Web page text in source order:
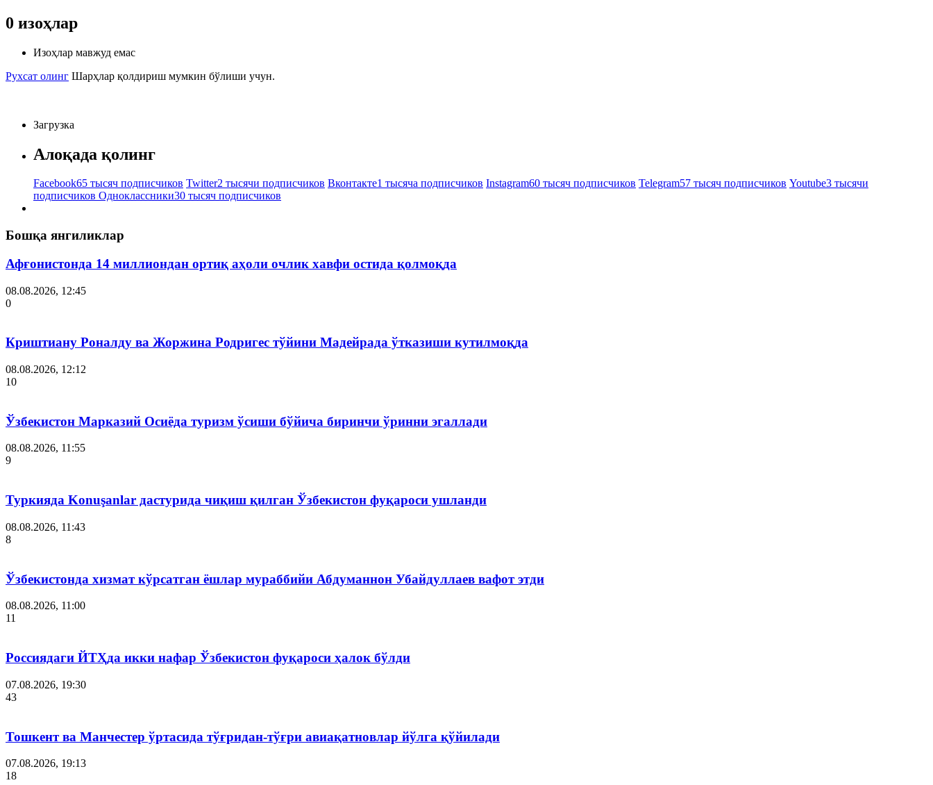
0 изоҳлар
Изоҳлар мавжуд емас
Рухсат олинг Шарҳлар қолдириш мумкин бўлиши учун.
Загрузка
Алоқада қолинг
Facebook65 тысяч подписчиков Twitter2 тысячи подписчиков Вконтакте1 тысяча подписчиков Instagram60 тысяч подписчиков Telegram57 тысяч подписчиков Youtube3 тысячи
подписчиков Одноклассники30 тысяч подписчиков
Бошқа янгиликлар
Афғонистонда 14 миллиондан ортиқ аҳоли очлик хавфи остида қолмоқда
08.08.2026, 12:45
0
Криштиану Роналду ва Жоржина Родригес тўйини Мадейрада ўтказиши кутилмоқда
08.08.2026, 12:12
10
Ўзбекистон Марказий Осиёда туризм ўсиши бўйича биринчи ўринни эгаллади
08.08.2026, 11:55
9
Туркияда Konuşanlar дастурида чиқиш қилган Ўзбекистон фуқароси ушланди
08.08.2026, 11:43
8
Ўзбекистонда хизмат кўрсатган ёшлар мураббийи Абдуманнон Убайдуллаев вафот этди
08.08.2026, 11:00
11
Россиядаги ЙТҲда икки нафар Ўзбекистон фуқароси ҳалок бўлди
07.08.2026, 19:30
43
Тошкент ва Манчестер ўртасида тўғридан-тўғри авиақатновлар йўлга қўйилади
07.08.2026, 19:13
18